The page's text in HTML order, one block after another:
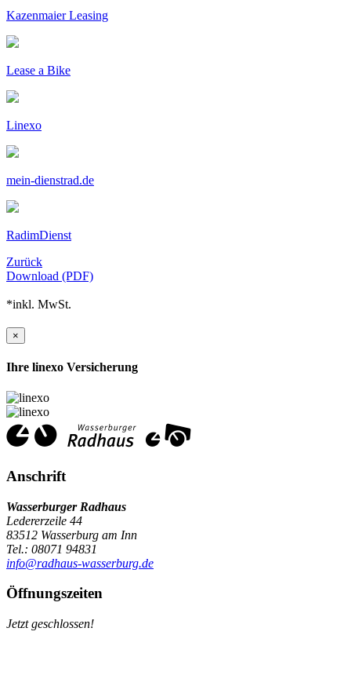
Kazenmaier Leasing
Lease a Bike
Linexo
mein-dienstrad.de
RadimDienst
Zurück
Download (PDF)
*inkl. MwSt.
×
Ihre linexo Versicherung
Anschrift
Wasserburger Radhaus
Ledererzeile 44
83512 Wasserburg am Inn
Tel.: 08071 94831
info@radhaus-wasserburg.de
Öffnungszeiten
Jetzt geschlossen!